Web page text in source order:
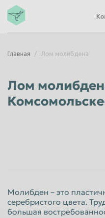
Владикавказ
Волгоград
Воронеж
Иваново
Королёв
Красногорск
Главная Лом молибдена
Лом
Молибден – это
серебристого цвета.
большая